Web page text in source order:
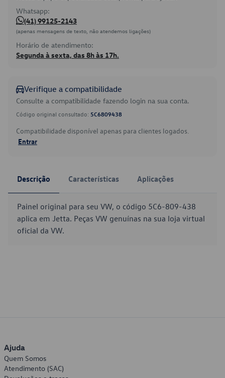
Whatsapp:
(41) 99125-2143
(apenas mensagens de texto, não atendemos ligações)
Horário de atendimento:
Segunda à sexta, das 8h às 17h.
Verifique a compatibilidade
Consulte a compatibilidade fazendo login na sua conta.
Código original consultado: 5C6809438
Compatibilidade disponível apenas para clientes logados.
Entrar
Descrição Características Aplicações
Painel original para seu VW, o código 5C6-809-438
aplica em Jetta. Peças VW genuínas na sua loja virtual
oficial da VW.
Ajuda
Quem Somos
Atendimento (SAC)